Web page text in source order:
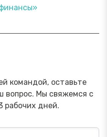
командой, оставьте
вопрос. Мы свяжемся с
рабочих дней.